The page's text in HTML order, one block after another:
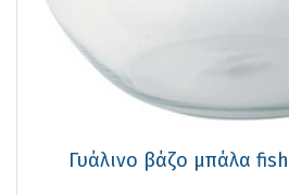
Γυάλινo βάζo μπάλα